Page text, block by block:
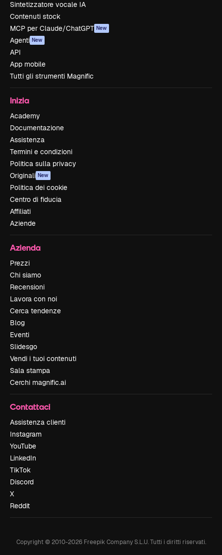
Sintetizzatore vocale IA
Contenuti stock
MCP per Claude/ChatGPT New
Agenti New
API
App mobile
Tutti gli strumenti Magnific
Inizia
Academy
Documentazione
Assistenza
Termini e condizioni
Politica sulla privacy
Originali New
Politica dei cookie
Centro di fiducia
Affiliati
Aziende
Azienda
Prezzi
Chi siamo
Recensioni
Lavora con noi
Cerca tendenze
Blog
Eventi
Slidesgo
Vendi i tuoi contenuti
Sala stampa
Cerchi magnific.ai
Contattaci
Assistenza clienti
Instagram
YouTube
LinkedIn
TikTok
Discord
X
Reddit
Copyright © 2010-2026Freepik Company S.L.U. Tutti i diritti riservati.